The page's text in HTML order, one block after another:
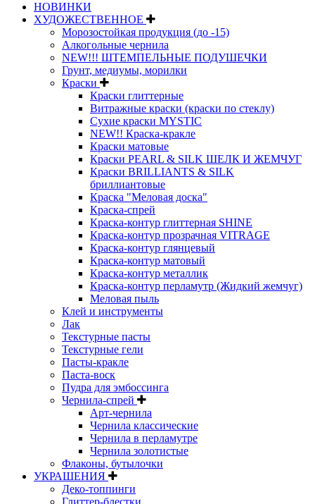
НОВИНКИ
ХУДОЖЕСТВЕННОЕ
Морозостойкая продукция (до -15)
Алкогольные чернила
NEW!!! ШТЕМПЕЛЬНЫЕ ПОДУШЕЧКИ
Грунт, медиумы, морилки
Краски
Краски глиттерные
Витражные краски (краски по стеклу)
Сухие краски MYSTIC
NEW!! Краска-кракле
Краски матовые
Краски PEARL & SILK ШЕЛК И ЖЕМЧУГ
Краски BRILLIANTS & SILK
бриллиантовые
Краска "Меловая доска"
Краска-спрей
Краска-контур глиттерная SHINE
Краска-контур прозрачная VITRAGE
Краска-контур глянцевый
Краска-контур матовый
Краска-контур металлик
Краска-контур перламутр (Жидкий жемчуг)
Меловая пыль
Клей и инструменты
Лак
Текстурные пасты
Текстурные гели
Пасты-кракле
Паста-воск
Пудра для эмбоссинга
Чернила-спрей
Арт-чернила
Чернила классические
Чернила в перламутре
Чернила золотистые
Флаконы, бутылочки
УКРАШЕНИЯ
Деко-топпинги